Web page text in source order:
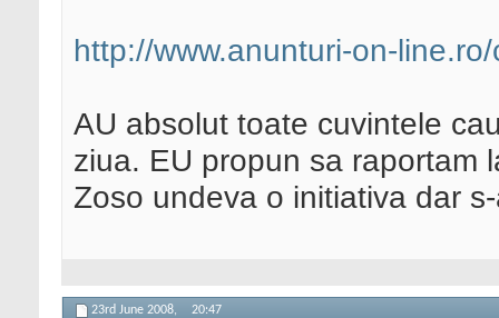
http://www.anunturi-on-
AU absolut toate cuvintele
ziua. EU propun sa raportam
Zoso undeva o initiativa dar
23rd June 2008, 20:47